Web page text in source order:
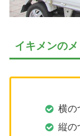
イキメンのメ
横の
縦の